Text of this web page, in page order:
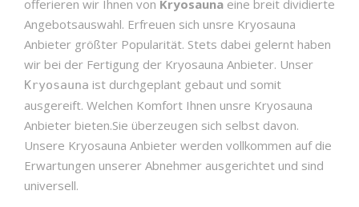
offerieren wir Ihnen von Kryosauna eine breit dividierte
Angebotsauswahl. Erfreuen sich unsre Kryosauna
Anbieter größter Popularität. Stets dabei gelernt haben
wir bei der Fertigung der Kryosauna Anbieter. Unser
Kryosauna ist durchgeplant gebaut und somit
ausgereift. Welchen Komfort Ihnen unsre Kryosauna
Anbieter bieten.Sie überzeugen sich selbst davon.
Unsere Kryosauna Anbieter werden vollkommen auf die
Erwartungen unserer Abnehmer ausgerichtet und sind
universell.